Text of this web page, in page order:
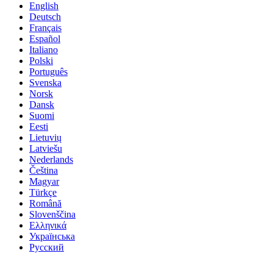
English
Deutsch
Français
Español
Italiano
Polski
Português
Svenska
Norsk
Dansk
Suomi
Eesti
Lietuvių
Latviešu
Nederlands
Čeština
Magyar
Türkçe
Română
Slovenščina
Ελληνικά
Українська
Русский